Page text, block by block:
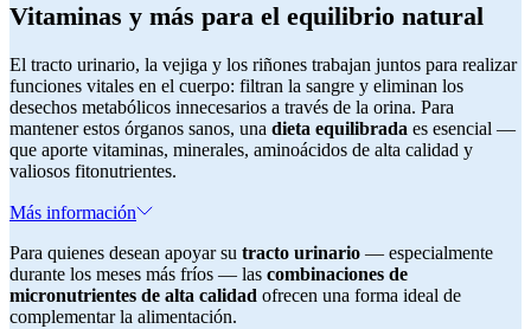
Vitaminas y más para el equilibrio natural
El tracto urinario, la vejiga y los riñones trabajan juntos para realizar
funciones vitales en el cuerpo: filtran la sangre y eliminan los
desechos metabólicos innecesarios a través de la orina. Para
mantener estos órganos sanos, una dieta equilibrada es esencial —
que aporte vitaminas, minerales, aminoácidos de alta calidad y
valiosos fitonutrientes.
Más información
Para quienes desean apoyar su tracto urinario — especialmente
durante los meses más fríos — las combinaciones de
micronutrientes de alta calidad ofrecen una forma ideal de
complementar la alimentación.